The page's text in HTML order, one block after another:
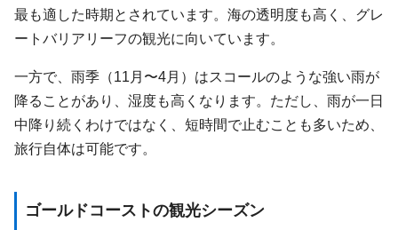
最も適した時期とされています。海の透明度も高く、グレ
ートバリアリーフの観光に向いています。
一方で、雨季（11月〜4月）はスコールのような強い雨が
降ることがあり、湿度も高くなります。ただし、雨が一日
中降り続くわけではなく、短時間で止むことも多いため、
旅行自体は可能です。
ゴールドコーストの観光シーズン